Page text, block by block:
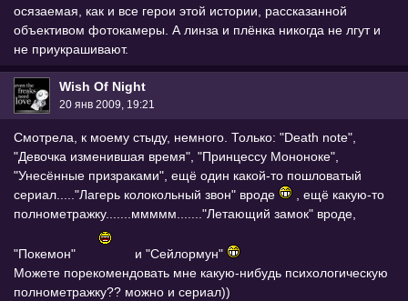
осязаемая, как и все герои этой истории, рассказанной
объективом фотокамеры. А линза и плёнка никогда не лгут и
не приукрашивают.
Wish Of Night
20 янв 2009, 19:21
Смотрела, к моему стыду, немного. Только: "Death note",
"Девочка изменившая время", "Принцессу Мононоке",
"Унесённые призраками", ещё один какой-то пошловатый
сериал....."Лагерь колокольный звон" вроде
, ещё какую-то
полнометражку.......ммммм......."Летающий замок" вроде,
"Покемон"
и "Сейлормун"
Можете порекомендовать мне какую-нибудь психологическую
полнометражку?? можно и сериал))